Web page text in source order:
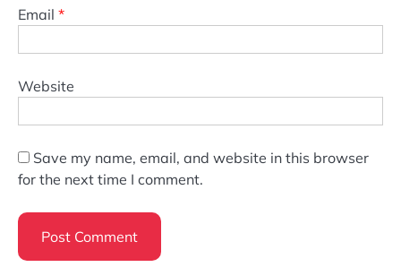
Email *
Website
Save my name, email, and website in this browser
for the next time I comment.